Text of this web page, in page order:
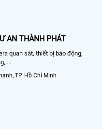
AN THÀNH PHÁT
quan sát, thiết bị báo động,
...
TP. Hồ Chí Minh